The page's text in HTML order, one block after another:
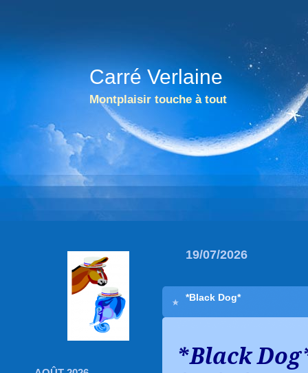
Carré Verlaine
Montplaisir touche à tout
19/07/2026
*Black Dog*
*Black